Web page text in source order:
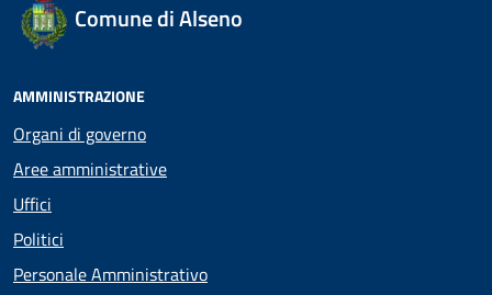
Comune di Alseno
AMMINISTRAZIONE
Organi di governo
Aree amministrative
Uffici
Politici
Personale Amministrativo